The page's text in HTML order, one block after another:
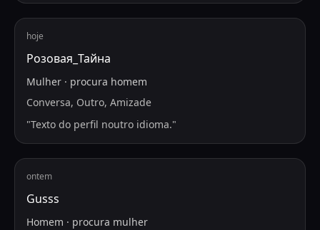
hoje
Розовая_Тайна
Mulher · procura homem
Conversa, Outro, Amizade
"Texto do perfil noutro idioma."
ontem
Gusss
Homem · procura mulher